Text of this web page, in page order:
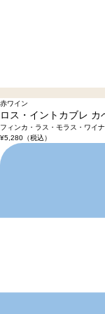
赤ワイン
ロス・イントカブレ
フィンカ・ラス・モラス・ワイ
¥5,280（税込）